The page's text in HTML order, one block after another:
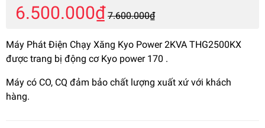
6.500.000₫ 7.600.000₫
Máy Phát Điện Chạy Xăng Kyo Power 2KVA THG2500KX
được trang bị động cơ Kyo power 170 .
Máy có CO, CQ đảm bảo chất lượng xuất xứ với khách
hàng.